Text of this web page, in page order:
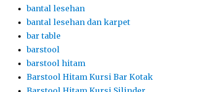
bantal lesehan
bantal lesehan dan karpet
bar table
barstool
barstool hitam
Barstool Hitam Kursi Bar Kotak